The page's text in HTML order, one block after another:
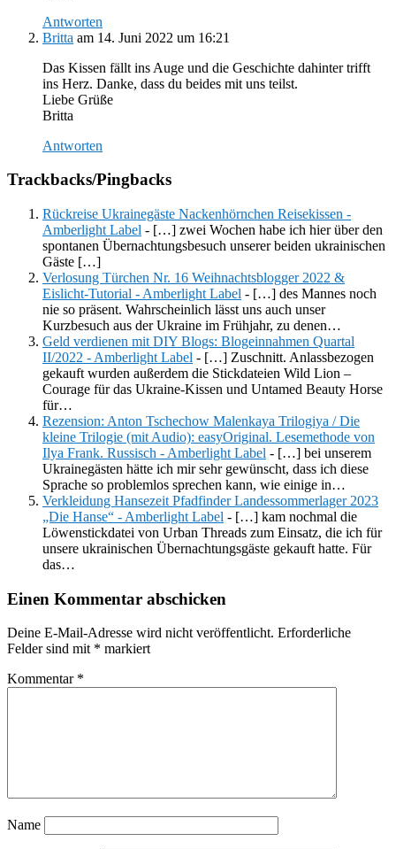
Antworten
Britta am 14. Juni 2022 um 16:21
Das Kissen fällt ins Auge und die Geschichte dahinter trifft
ins Herz. Danke, dass du beides mit uns teilst.
Liebe Grüße
Britta
Antworten
Trackbacks/Pingbacks
Rückreise Ukrainegäste Nackenhörnchen Reisekissen -
Amberlight Label - […] zwei Wochen habe ich hier über den
spontanen Übernachtungsbesuch unserer beiden ukrainischen
Gäste […]
Verlosung Türchen Nr. 16 Weihnachtsblogger 2022 &
Eislicht-Tutorial - Amberlight Label - […] des Mannes noch
nie so präsent. Wahrscheinlich lässt uns auch unser
Kurzbesuch aus der Ukraine im Frühjahr, zu denen…
Geld verdienen mit DIY Blogs: Blogeinnahmen Quartal
II/2022 - Amberlight Label - […] Zuschnitt. Anlassbezogen
gekauft wurden außerdem die Stickdateien Wild Lion –
Courage für das Ukraine-Kissen und Untamed Beauty Horse
für…
Rezension: Anton Tschechow Malenkaya Trilogiya / Die
kleine Trilogie (mit Audio): easyOriginal. Lesemethode von
Ilya Frank. Russisch - Amberlight Label - […] bei unserem
Ukrainegästen hätte ich mir sehr gewünscht, dass ich diese
Sprache so problemlos sprechen kann, wie einige in…
Verkleidung Hansezeit Pfadfinder Landessommerlager 2023
„Die Hanse“ - Amberlight Label - […] kam nochmal die
Löwenstickdatei von Urban Threads zum Einsatz, die ich für
unsere ukrainischen Übernachtungsgäste gekauft hatte. Für
das…
Einen Kommentar abschicken
Deine E-Mail-Adresse wird nicht veröffentlicht. Erforderliche
Felder sind mit * markiert
Kommentar *
Name